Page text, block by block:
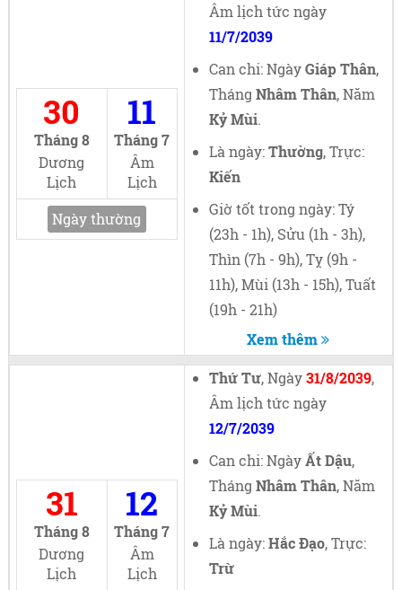
30
Tháng 8
Dương
Lịch
11
Tháng 7
Âm
Lịch
Ngày thường
Âm lịch tức ngày
11/7/2039
Can chi: NgàyGiáp Thân,
Tháng Nhâm Thân, Năm
Kỷ Mùi.
Là ngày:Thường, Trực:
Kiến
Giờ tốt trong ngày: Tý
(23h - 1h), Sửu (1h - 3h),
Thìn (7h - 9h), Tỵ (9h -
11h), Mùi (13h - 15h), Tuất
(19h - 21h)
Xem thêm
31
Tháng 8
Dương
Lịch
12
Tháng 7
Âm
Lịch
Thứ Tư, Ngày31/8/2039,
Âm lịch tức ngày
12/7/2039
Can chi: NgàyẤt Dậu,
Tháng Nhâm Thân, Năm
Kỷ Mùi.
Là ngày:Hắc Đạo, Trực:
Trừ